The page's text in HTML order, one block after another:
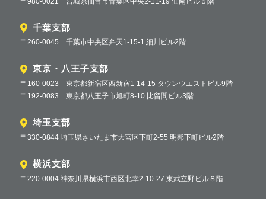
千葉支部
〒260-0045 千葉市中央区弁天1-15-1 細川ビル2階
東京・八王子支部
〒160-0023 東京都新宿区西新宿1-14-15 タウンウエストビル9階
〒192-0083 東京都八王子市旭町8-10 比留間ビル3階
埼玉支部
〒330-0844 埼玉県さいたま市大宮区下町2-55 明邦下町ビル2階
横浜支部
〒220-0004 神奈川県横浜市西区北幸2-10-27 東武立野ビル８階